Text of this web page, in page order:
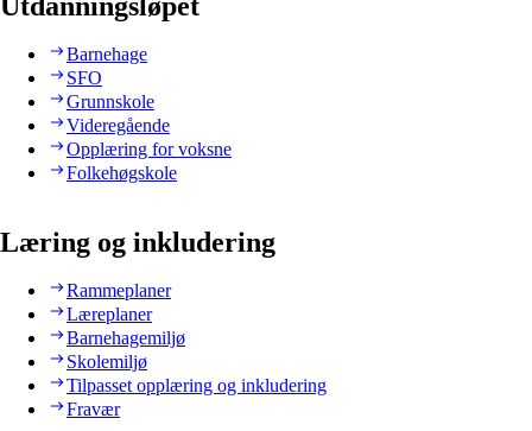
Barnehage
SFO
Grunnskole
Videregående
Opplæring for voksne
Folkehøgskole
Læring og inkludering
Rammeplaner
Læreplaner
Barnehagemiljø
Skolemiljø
Tilpasset opplæring og inkludering
Fravær